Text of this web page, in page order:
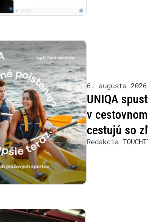
6. augusta 2026
UNIQA
v
cestujú so
Redakcia